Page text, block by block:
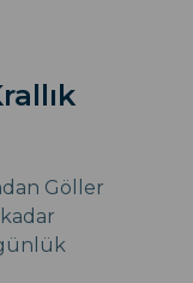
Göller
günlük